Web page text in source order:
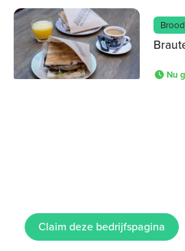
Nu
Claim deze bedrijfspagina